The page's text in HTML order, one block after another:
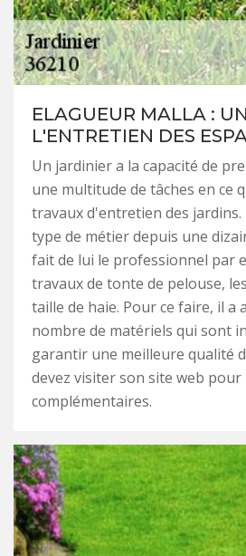
ELAGUEUR MALLA :
L'ENTRETIEN DES
Un jardinier a la capacité de
une multitude de tâches en ce
travaux d'entretien des jardins.
type de métier depuis une
fait de lui le professionnel par
travaux de tonte de pelouse,
taille de haie. Pour ce faire, il a
nombre de matériels qui sont
garantir une meilleure qualité
devez visiter son site web
complémentaires.